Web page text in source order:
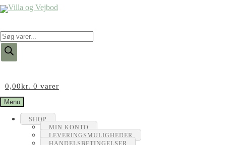
Products
search
0,00kr. 0 varer
Menu
SHOP
MIN KONTO
LEVERINGSMULIGHEDER
HANDELSBETINGELSER